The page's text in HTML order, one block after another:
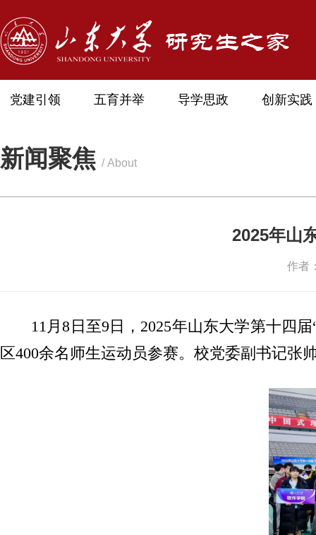
党建引领 五育并举 导学思政 创新实践
新闻聚焦 / About
2025年山
作者
11月8日至9日，2025年山东大学第十四
区400余名师生运动员参赛。校党委副书记张